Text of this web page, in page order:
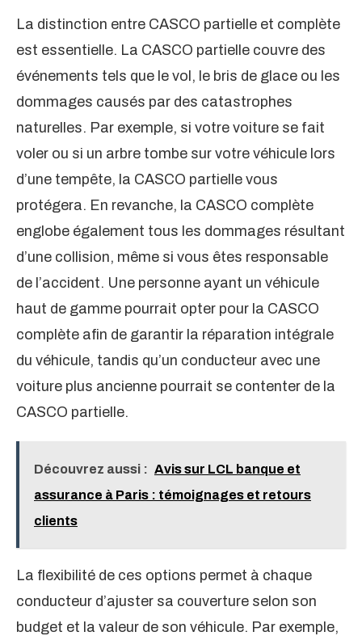
La distinction entre CASCO partielle et complète
est essentielle. La CASCO partielle couvre des
événements tels que le vol, le bris de glace ou les
dommages causés par des catastrophes
naturelles. Par exemple, si votre voiture se fait
voler ou si un arbre tombe sur votre véhicule lors
d’une tempête, la CASCO partielle vous
protégera. En revanche, la CASCO complète
englobe également tous les dommages résultant
d’une collision, même si vous êtes responsable
de l’accident. Une personne ayant un véhicule
haut de gamme pourrait opter pour la CASCO
complète afin de garantir la réparation intégrale
du véhicule, tandis qu’un conducteur avec une
voiture plus ancienne pourrait se contenter de la
CASCO partielle.
Découvrez aussi : Avis sur LCL banque et
assurance à Paris : témoignages et retours
clients
La flexibilité de ces options permet à chaque
conducteur d’ajuster sa couverture selon son
budget et la valeur de son véhicule. Par exemple,